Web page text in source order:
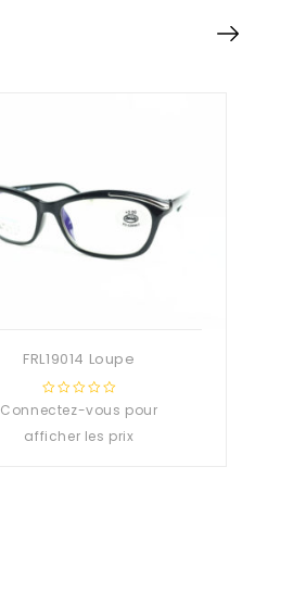
FRL19014 Loupe
0
Connectez-vous pour
afficher les prix